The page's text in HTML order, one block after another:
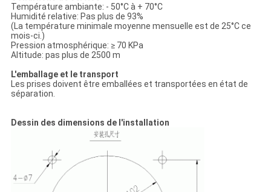
Température ambiante: - 50°C à + 70°C
Humidité relative: Pas plus de 93%
(La température minimale moyenne mensuelle est de 25°C ce
mois-ci.)
Pression atmosphérique: ≥ 70 KPa
Altitude: pas plus de 2500 m
L'emballage et le transport
Les prises doivent être emballées et transportées en état de
séparation.
Dessin des dimensions de l'installation